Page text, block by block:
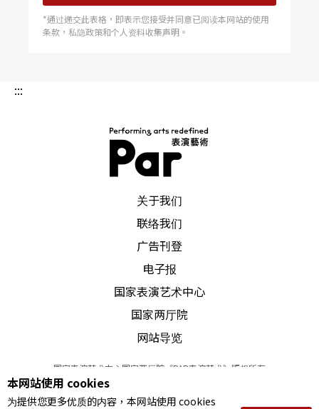
执著……我觉得佛法是最前卫的，它前卫的根据，
是看到主宰世界最基本的truth（真理），就是没有
是佛教团体的行善动力，更叫港人惊叹；在华人世
界里，台湾的创作人也许亦是最多具有某种信仰背
景，表现于艺术上，也就引伸出许多有关「道艺合
赖声川引述多年前丁乃竺的话说：「把剧场当道场
有一种先天上的不match（不协调），对她（丁乃
竺）来说，剧场是橱窗，道场是不公开的地方，是
自己修行的地方。你在人生修行到一个程度，你有
一个作品出来，你就到那个橱窗，可以展现它。我
是相信她讲的话，当中有这样的先后关系，所以我
觉得道场是不公开的。可是，你在我的戏中，有没
*通过递交此表格，即表示您接受并同意已阅读本网站的使用
条款，私隐政策和个人资料收集声明。
:::
关于我们
联络我们
广告刊登
电子报
国家表演艺术中心
国家两厅院
网站导览
国家表演艺术中心国家两厅院《PAR表演艺术》版权所有
© 2022Performing arts redefined. All Rights Reserved
统一编号 Tax Id number 00973926
本网站使用 cookies
为提供您更多优质的内容，本网站使用 cookies